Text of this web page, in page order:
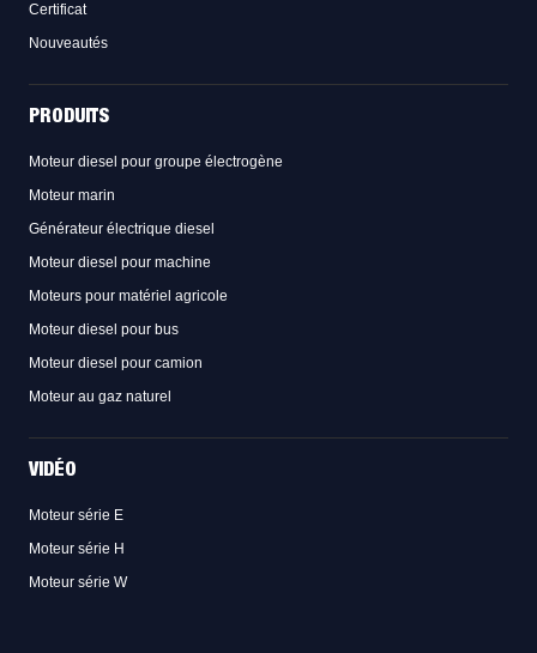
Certificat
Nouveautés
PRODUITS
Moteur diesel pour groupe électrogène
Moteur marin
Générateur électrique diesel
Moteur diesel pour machine
Moteurs pour matériel agricole
Moteur diesel pour bus
Moteur diesel pour camion
Moteur au gaz naturel
VIDÉO
Moteur série E
Moteur série H
Moteur série W